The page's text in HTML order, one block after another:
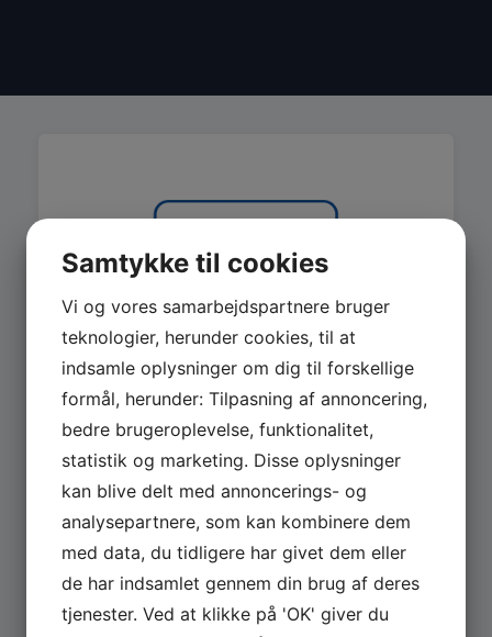
MASKINER
Se hele udvalget af Güde og Rotwerk maskiner
til professionelt brug.
GÅ TIL MASKINER ›
Samtykke til cookies
Vi og vores samarbejdspartnere bruger
teknologier, herunder cookies, til at
indsamle oplysninger om dig til forskellige
formål, herunder: Tilpasning af annoncering,
bedre brugeroplevelse, funktionalitet,
statistik og marketing. Disse oplysninger
kan blive delt med annoncerings- og
analysepartnere, som kan kombinere dem
med data, du tidligere har givet dem eller
de har indsamlet gennem din brug af deres
tjenester. Ved at klikke på 'OK' giver du